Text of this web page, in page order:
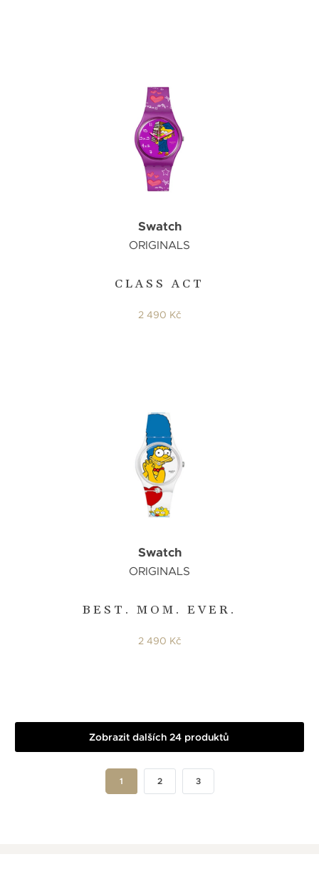
CLASS ACT
Swatch
ORIGINALS
2 490 Kč
BEST. MOM. EVER.
Swatch
ORIGINALS
2 490 Kč
Zobrazit dalších 24 produktů
1 2 3